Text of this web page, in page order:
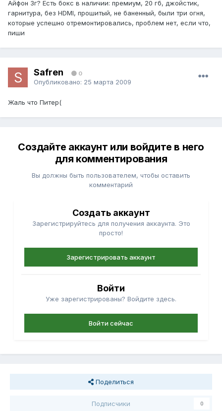
Айфон 3г? Есть бокс в наличии: премиум, 20 гб, джойстик,
гарнитура, без HDMI, прошитый, не баненный, были три огня,
которые успешно отремонтировались, проблем нет, если что,
пиши
Safren 0
Опубликовано: 25 марта 2009
Жаль что Питер(
Создайте аккаунт или войдите в него
для комментирования
Вы должны быть пользователем, чтобы оставить
комментарий
Создать аккаунт
Зарегистрируйтесь для получения аккаунта. Это
просто!
Зарегистрировать аккаунт
Войти
Уже зарегистрированы? Войдите здесь.
Войти сейчас
Поделиться
Подписчики 0